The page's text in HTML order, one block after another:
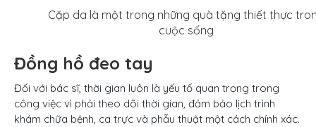
Cặp da là một trong những quà tặng thiết thực
cuộc sống
Đồng hồ đeo tay
Đối với bác sĩ, thời gian luôn là yếu tố quan trọng trong
công việc vì phải theo dõi thời gian, đảm bảo lịch trình
khám chữa bệnh, ca trực và phẫu thuật một cách chính xác.